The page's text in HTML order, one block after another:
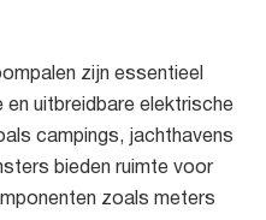
zijn essentieel
uitbreidbare elektrische
campings, jachthavens
bieden ruimte voor
zoals meters